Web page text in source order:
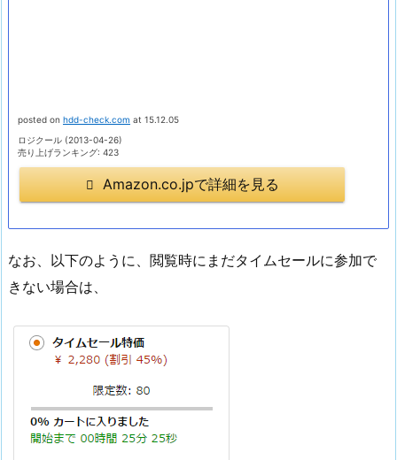
posted on hdd-check.com at 15.12.05
ロジクール (2013-04-26)
売り上げランキング: 423
Amazon.co.jpで詳細を見る
なお、以下のように、閲覧時にまだタイムセールに参加で
きない場合は、